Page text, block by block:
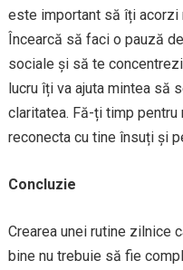
este important să îți acorzi
Încearcă să faci o pauză
sociale și să te
lucru îți va ajuta mintea să
claritatea. Fă-ți timp
reconecta cu tine însuți și
Concluzie
Crearea unei rutine zilnice
bine nu trebuie să fie